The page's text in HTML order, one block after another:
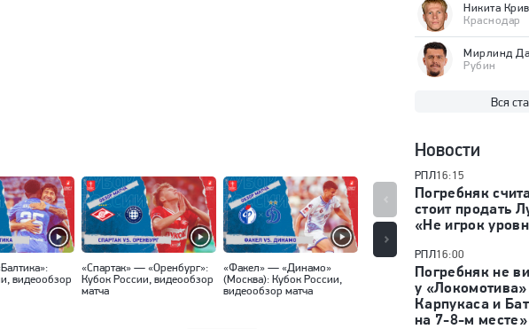
видеообзор
«Спартак» — «Оренбург»:
Кубок России, видеообзор
матча
«Факел» — «Динамо»
(Москва): Кубок России,
видеообзор матча
«Локомотив» — ЦСКА:
Кубок России, видеообзор
Никита
Краснодар
Мирлинд
Рубин
Вся
Новости
РПЛ16:15
Погребняк
стоит продать
«Не игрок
РПЛ16:00
Погребняк не
у
Карпукаса и
на 7-8-м месте»